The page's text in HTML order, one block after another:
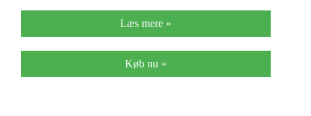
Læs mere »
Køb nu »